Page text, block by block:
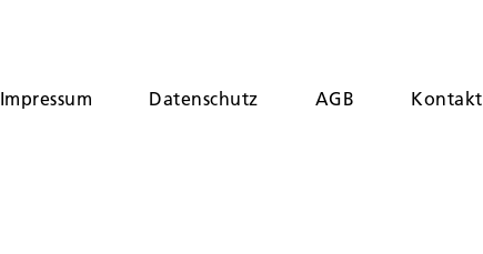
Impressum Datenschutz AGB Kontakt